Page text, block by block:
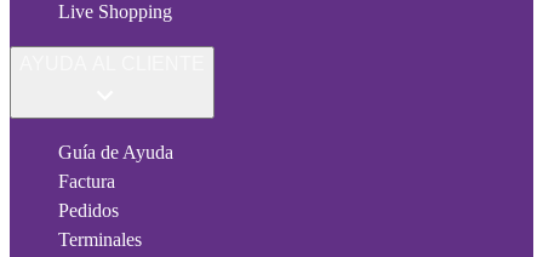
Live Shopping
Guía de Ayuda
Factura
Pedidos
Terminales